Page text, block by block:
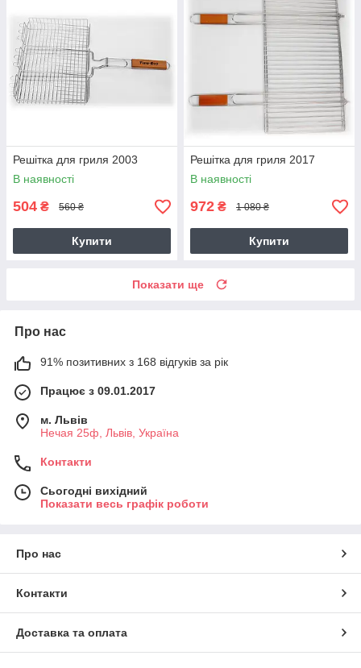
Решітка для гриля 2003
В наявності
504 ₴ 560 ₴
Купити
Решітка для гриля 2017
В наявності
972 ₴ 1 080 ₴
Купити
Показати ще
Про нас
91% позитивних з 168 відгуків за рік
Працює з 09.01.2017
м. Львів
Нечая 25ф, Львів, Україна
Контакти
Сьогодні вихідний
Показати весь графік роботи
Про нас
Контакти
Доставка та оплата